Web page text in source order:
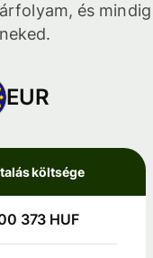
és mindig
EUR
költsége
373 HUF